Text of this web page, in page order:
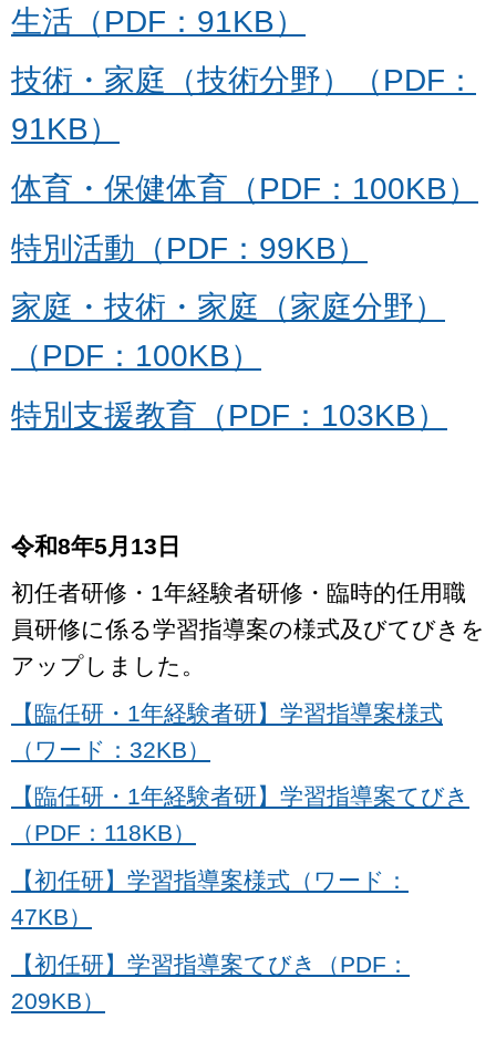
生活（PDF：91KB）
技術・家庭（技術分野）（PDF：
91KB）
体育・保健体育（PDF：100KB）
特別活動（PDF：99KB）
家庭・技術・家庭（家庭分野）
（PDF：100KB）
特別支援教育（PDF：103KB）
令和8年5月13日
初任者研修・1年経験者研修・臨時的任用職
員研修に係る学習指導案の様式及びてびきを
アップしました。
【臨任研・1年経験者研】学習指導案様式
（ワード：32KB）
【臨任研・1年経験者研】学習指導案てびき
（PDF：118KB）
【初任研】学習指導案様式（ワード：
47KB）
【初任研】学習指導案てびき（PDF：
209KB）